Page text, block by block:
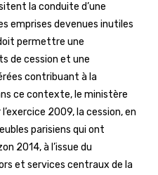
la conduite d’une
emprises devenues inutiles
permettre une
de cession et une
contribuant à la
ce contexte, le ministère
2009, la cession, en
parisiens qui ont
2014, à l’issue du
et services centraux de la